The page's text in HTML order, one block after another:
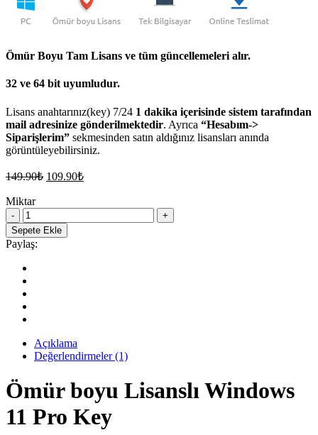
Ömür Boyu Tam Lisans ve tüm güncellemeleri alır.
32 ve 64 bit uyumludur.
Lisans anahtarınız(key) 7/24 1 dakika içerisinde sistem tarafından
mail adresinize gönderilmektedir. Ayrıca “Hesabım->
Siparişlerim” sekmesinden satın aldığınız lisansları anında
görüntüleyebilirsiniz.
149.90₺ Orijinal
109.90₺Şu
Miktar
Windows
11
Pro
Lisans
Key
quantity
Sepete Ekle
Paylaş:
Açıklama
Değerlendirmeler (1)
Ömür boyu Lisanslı Windows
11 Pro Key